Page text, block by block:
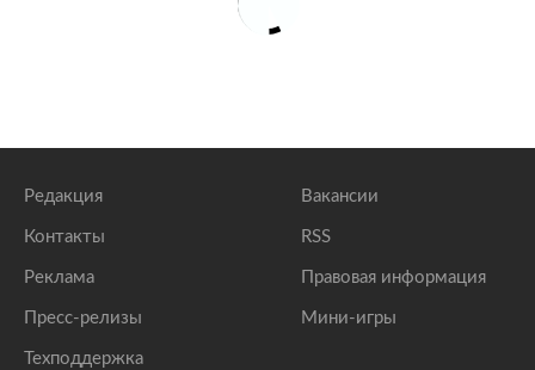
Редакция
Контакты
Реклама
Пресс-релизы
Техподдержка
Вакансии
RSS
Правовая информация
Мини-игры